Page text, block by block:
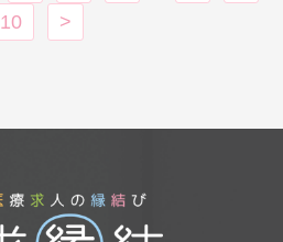
し
者】 あり
い合わせください！
10
>